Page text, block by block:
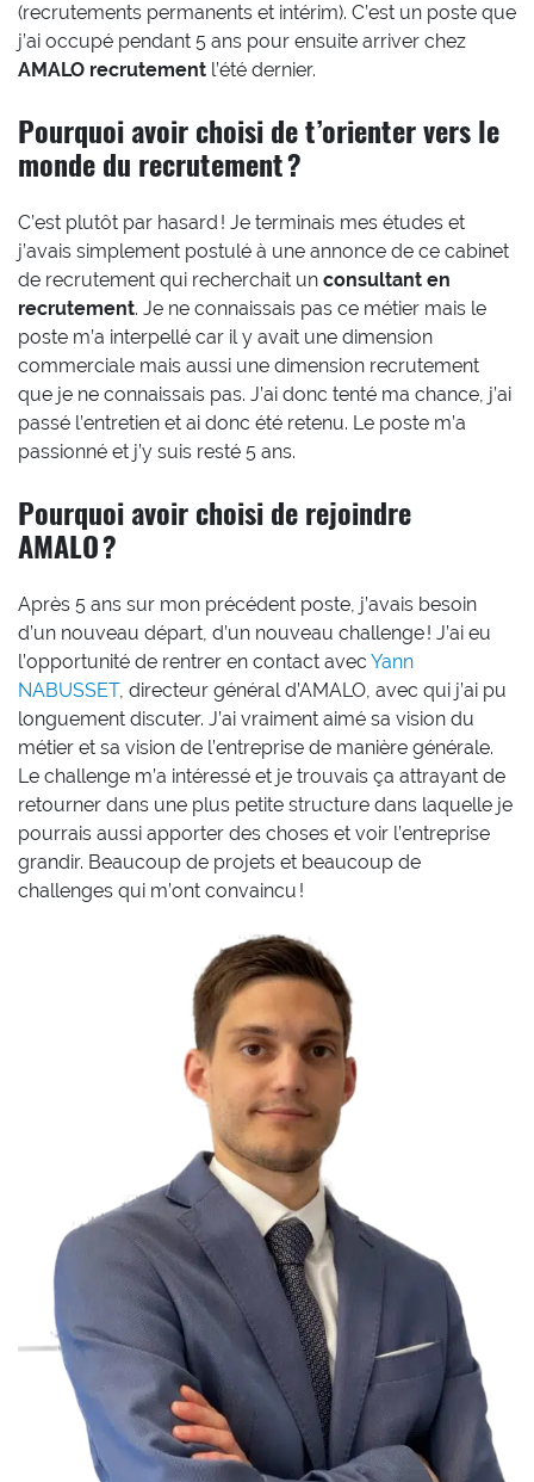
(recrutements permanents et intérim). C’est un poste que
j’ai occupé pendant 5 ans pour ensuite arriver chez
AMALO recrutement l’été dernier.
Pourquoi avoir choisi de t’orienter vers le
monde du recrutement ?
C’est plutôt par hasard ! Je terminais mes études et
j’avais simplement postulé à une annonce de ce cabinet
de recrutement qui recherchait un consultant en
recrutement. Je ne connaissais pas ce métier mais le
poste m’a interpellé car il y avait une dimension
commerciale mais aussi une dimension recrutement
que je ne connaissais pas. J’ai donc tenté ma chance, j’ai
passé l’entretien et ai donc été retenu. Le poste m’a
passionné et j’y suis resté 5 ans.
Pourquoi avoir choisi de rejoindre
AMALO ?
Après 5 ans sur mon précédent poste, j’avais besoin
d’un nouveau départ, d’un nouveau challenge ! J’ai eu
l’opportunité de rentrer en contact avec Yann
NABUSSET, directeur général d’AMALO, avec qui j’ai pu
longuement discuter. J’ai vraiment aimé sa vision du
métier et sa vision de l’entreprise de manière générale.
Le challenge m’a intéressé et je trouvais ça attrayant de
retourner dans une plus petite structure dans laquelle je
pourrais aussi apporter des choses et voir l’entreprise
grandir. Beaucoup de projets et beaucoup de
challenges qui m’ont convaincu !